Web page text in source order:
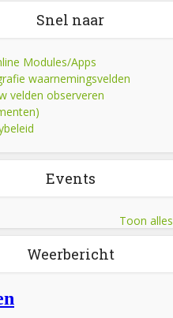
Snel naar
Modules/Apps
waarnemingsvelden
velden observeren
Events
Toon alles
Weerbericht